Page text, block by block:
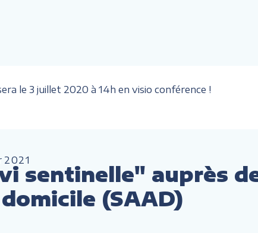
le 3 juillet 2020 à 14h en visio conférence !
2021
sentinelle" auprès
(SAAD)